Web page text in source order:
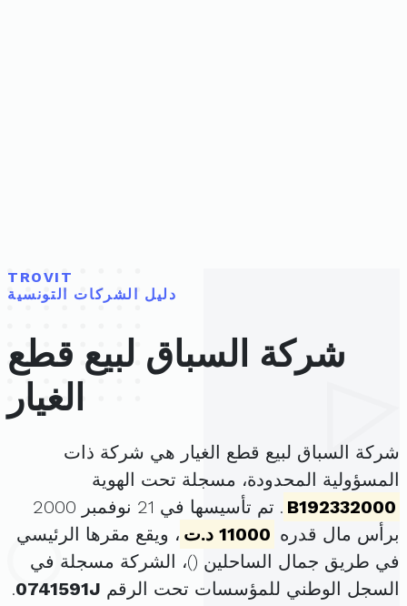
TROVIT
دليل الشركات التونسية
شركة السباق لبيع قطع
الغيار
شركة السباق لبيع قطع الغيار هي شركة ذات
المسؤولية المحدودة، مسجلة تحت الهوية
B192332000
. تم تأسيسها في 21 نوفمبر 2000
برأس مال قدره 11000 د.ت
، ويقع مقرها الرئيسي
في طريق جمال الساحلين ()، الشركة مسجلة في
السجل الوطني للمؤسسات تحت الرقم 0741591J
.